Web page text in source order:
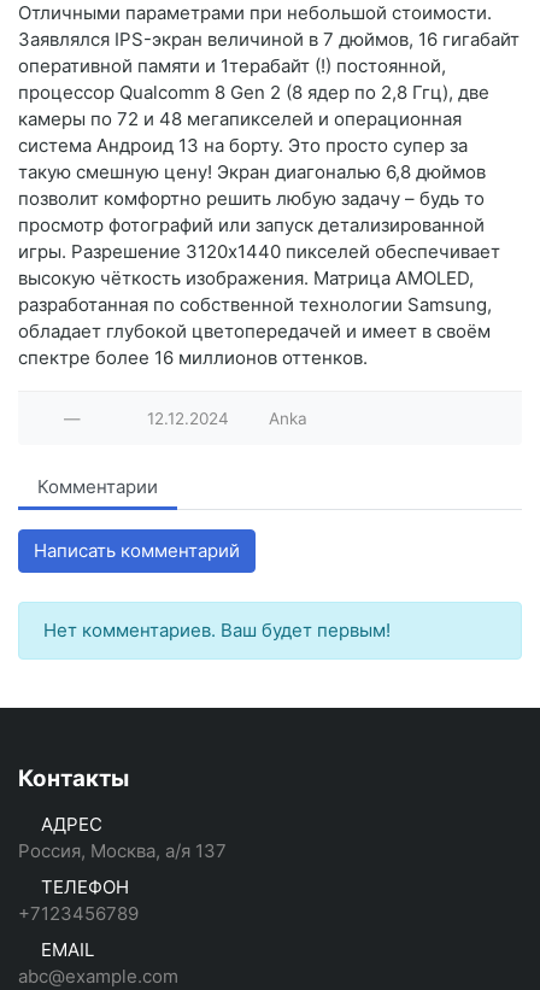
Отличными параметрами при небольшой стоимости.
Заявлялся IPS-экран величиной в 7 дюймов, 16 гигабайт
оперативной памяти и 1терабайт (!) постоянной,
процессор Qualcomm 8 Gen 2 (8 ядер по 2,8 Ггц), две
камеры по 72 и 48 мегапикселей и операционная
система Андроид 13 на борту. Это просто супер за
такую смешную цену! Экран диагональю 6,8 дюймов
позволит комфортно решить любую задачу – будь то
просмотр фотографий или запуск детализированной
игры. Разрешение 3120x1440 пикселей обеспечивает
высокую чёткость изображения. Матрица AMOLED,
разработанная по собственной технологии Samsung,
обладает глубокой цветопередачей и имеет в своём
спектре более 16 миллионов оттенков.
— 12.12.2024 Anka
Комментарии
Написать комментарий
Нет комментариев. Ваш будет первым!
Контакты
АДРЕС
Россия, Москва, а/я 137
ТЕЛЕФОН
+7123456789
EMAIL
abc@example.com